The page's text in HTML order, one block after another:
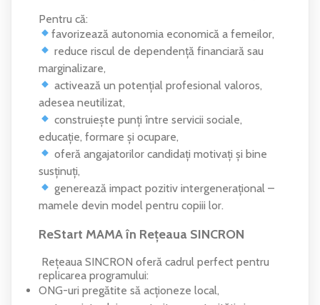
Pentru că:
favorizează autonomia economică a femeilor,
reduce riscul de dependență financiară sau
marginalizare,
activează un potențial profesional valoros,
adesea neutilizat,
construiește punți între servicii sociale,
educație, formare și ocupare,
oferă angajatorilor candidați motivați și bine
susținuți,
generează impact pozitiv intergenerațional –
mamele devin model pentru copiii lor.
ReStart MAMA în Rețeaua SINCRON
Rețeaua SINCRON oferă cadrul perfect pentru
replicarea programului:
ONG-uri pregătite să acționeze local,